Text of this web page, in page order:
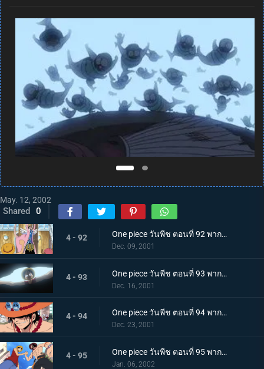
May. 12, 2002
Shared 0
4 - 92 One piece วันพีช ตอนที่ 92 พากย์ไทย วีรบุรุษแห่งอลาบัสต้า และกะเทยสาวนักบัลเล่ต์สุดสวย
Dec. 09, 2001
4 - 93 One piece วันพีช ตอนที่ 93 พากย์ไทย มุ่งสู่เมืองแห่งทราย กองกำลังทหารปฏิวัติและผงเรียกฝน!
Dec. 16, 2001
4 - 94 One piece วันพีช ตอนที่ 94 พากย์ไทย การพบกันอีกครั้งของเหล่าฮีโร นามนั้นคือเอสหมัดเพลิง!
Dec. 23, 2001
4 - 95 One piece วันพีช ตอนที่ 95 พากย์ไทย เอสและลูฟี่ ความทรงจำอันแสนเร่าร้อน และบาดแผลของสองพี่น้อง
Jan. 06, 2002